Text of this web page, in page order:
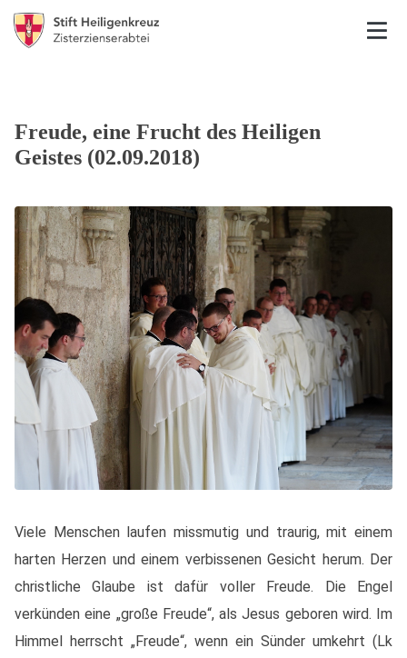
Freude, eine Frucht des Heiligen
Geistes (02.09.2018)
Viele Menschen laufen missmutig und traurig, mit einem
harten Herzen und einem verbissenen Gesicht herum. Der
christliche Glaube ist dafür voller Freude. Die Engel
verkünden eine „große Freude“, als Jesus geboren wird. Im
Himmel herrscht „Freude“, wenn ein Sünder umkehrt (Lk